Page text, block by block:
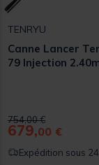
TENRYU
Canne Lancer
79 Injection
Price reduced from
754,00 €to
679,00 €
Expédition sous